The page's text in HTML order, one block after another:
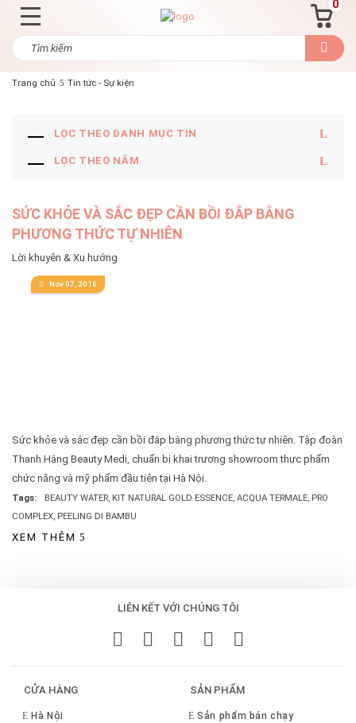
0
Trang chủ Tin tức - Sự kiện
LỌC THEO DANH MỤC TIN
LỌC THEO NĂM
SỨC KHỎE VÀ SẮC ĐẸP CẦN BỒI ĐẮP BẰNG
PHƯƠNG THỨC TỰ NHIÊN
Lời khuyên & Xu hướng
Nov 07, 2016
Sức khỏe và sắc đẹp cần bồi đắp bằng phương thức tự nhiên. Tập đoàn
Thanh Hằng Beauty Medi, chuẩn bị khai trương showroom thực phẩm
chức năng và mỹ phẩm đầu tiên tại Hà Nội.
Tags: BEAUTY WATER, KIT NATURAL GOLD ESSENCE, ACQUA TERMALE, PRO
COMPLEX, PEELING DI BAMBU
XEM THÊM
LIÊN KẾT VỚI CHÚNG TÔI
CỬA HÀNG
Hà Nội
SẢN PHẨM
Sản phẩm bán chạy